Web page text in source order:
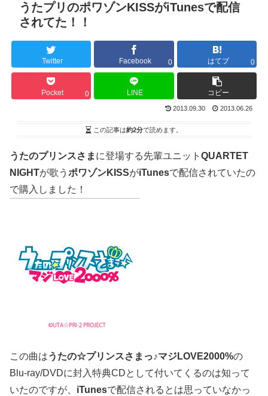
うたプリのポワゾンKISSがiTunesで配信
されてた！！
Twitter Facebook 0 はてブ 0
Pocket 0 LINE コピー
2013.09.30 2013.06.26
この記事は約2分で読めます。
うたのプリンスさま に登場する先輩ユニット QUARTET
NIGHTが歌う ポワゾンKISSがiTunesで配信されていたの
で購入しました！
この曲はうたの☆プリンスさまっ♪マジLOVE2000%の
Blu-ray/DVDに封入特典CDとして付いてくるのは知って
いたのですが、 iTunesで配信されるとは思っていなかっ